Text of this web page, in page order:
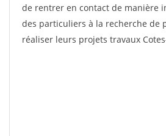
de rentrer en contact de manière
des particuliers à la recherche de
réaliser leurs projets travaux